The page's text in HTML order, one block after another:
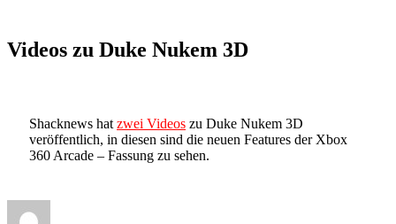
Videos zu Duke Nukem 3D
Shacknews hat zwei Videos zu Duke Nukem 3D
veröffentlich, in diesen sind die neuen Features der Xbox
360 Arcade – Fassung zu sehen.